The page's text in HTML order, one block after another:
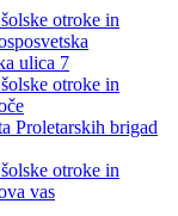
otroke in
ulica 7
otroke in
Proletarskih brigad
otroke in
vas